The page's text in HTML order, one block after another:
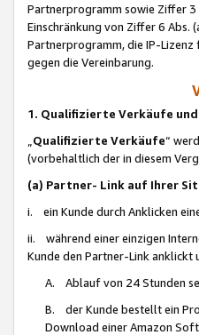
Partnerprogramm sowie Ziffer
Einschränkung von Ziffer 6 Abs.
Partnerprogramm, die IP-
gegen die Vereinbarung.
1. Qualifizierte Verkäufe
Qualifizierte Verkäufe“
(vorbehaltlich der in diesem
(a) Partner- Link auf Ihrer
i. ein Kunde durch Anklicken
ii. während einer einzigen
Kunde den Partner-Link
A. Ablauf von 24 Stunden
B. der Kunde bestellt ein
Download einer Amazon